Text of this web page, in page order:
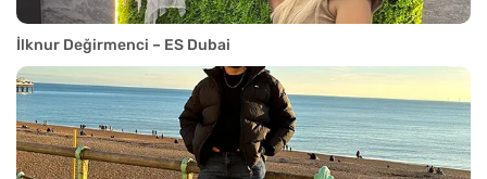
İlknur Değirmenci – ES Dubai